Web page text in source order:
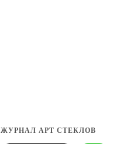
ЖУРНАЛ АРТ СТЕКЛОВ